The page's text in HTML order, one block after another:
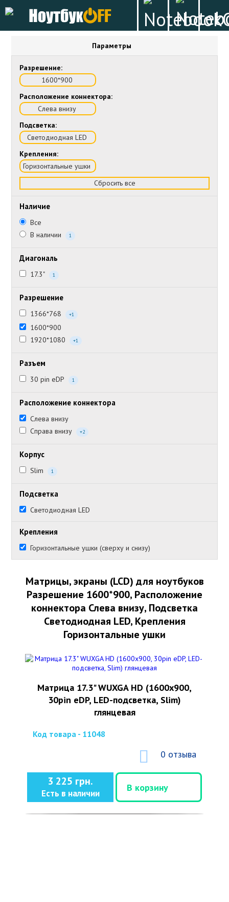
Параметры
Разрешение:
1600*900
Расположение коннектора:
Слева внизу
Подсветка:
Светодиодная LED
Крепления:
Горизонтальные ушки
Сбросить все
Наличие
Все
В наличии
1
Диагональ
17.3" 1
Разрешение
1366*768 +1
1600*900
1920*1080
+1
Разъем
30 pin eDP 1
Расположение коннектора
Слева внизу
Справа внизу
+2
Корпус
Slim 1
Подсветка
Светодиодная LED
Крепления
Горизонтальные ушки (сверху и снизу)
Матрицы, экраны (LCD) для ноутбуков
Разрешение 1600*900, Расположение
коннектора Слева внизу, Подсветка
Светодиодная LED, Крепления
Горизонтальные ушки
Матрица 17.3" WUXGA HD (1600x900,
30pin eDP, LED-подсветка, Slim)
глянцевая
Код товара - 11048
0 отзыва
3 225 грн.
Есть в наличии
В корзину